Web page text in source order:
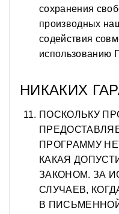
сохранения
производных
содействия
использованию
НИКАКИХ
ПОСКОЛЬКУ
ПРОГРАММУ
КАКАЯ
ЗАКОНОМ. ЗА
СЛУЧАЕВ,
В